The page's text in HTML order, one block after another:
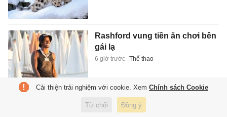
Rashford vung tiền ăn chơi bên
gái lạ
6 giờ trước Thể thao
Cải thiện trải nghiệm với cookie. Xem Chính sách Cookie
Từ chối Đồng ý